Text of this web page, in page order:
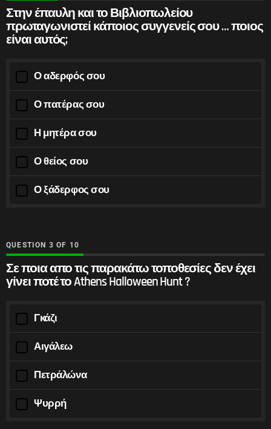
Στην έπαυλη και το Βιβλιοπωλείου
πρωταγωνιστεί κάποιος συγγενείς σου … ποιος
είναι αυτός;
Ο αδερφός σου
Ο πατέρας σου
Η μητέρα σου
Ο θείος σου
Ο ξάδερφος σου
QUESTION OF 10
Σε ποια απο τις παρακάτω τοποθεσίες δεν έχει
γίνει ποτέ το Athens Halloween Hunt ?
Γκάζι
Αιγάλεω
Πετράλώνα
Ψυρρή